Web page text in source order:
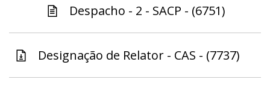
Despacho - 2 - SACP - (6751)
Designação de Relator - CAS - (7737)